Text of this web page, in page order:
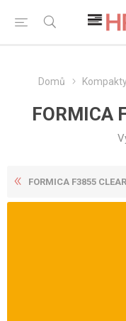
Domů
FORMICA
FORMICA F3855 CLEAR